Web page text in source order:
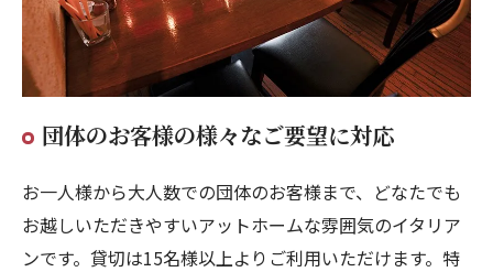
団体のお客様の様々なご要望に対応
お一人様から大人数での団体のお客様まで、どなたでも
お越しいただきやすいアットホームな雰囲気のイタリア
ンです。貸切は15名様以上よりご利用いただけます。特